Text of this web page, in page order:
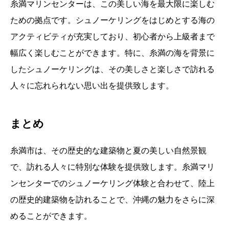
糸満マリンセンターは、この美しい海を最大限に楽しむ
ための拠点です。シュノーケリングをはじめとする海の
アクティビティが充実しており、初心者から上級者まで
幅広く楽しむことができます。特に、糸満の海を背景に
したシュノーケリングは、その美しさと楽しさで訪れる
人々に忘れられない思い出を提供致します。
まとめ
糸満市は、その歴史的な建築物と夏の美しい自然景観
で、訪れる人々に特別な体験を提供致します。糸満マリ
ンセンターでのシュノーケリング体験と合わせて、陸上
の歴史的建築物を訪れることで、沖縄の魅力をさらに深
めることができます。